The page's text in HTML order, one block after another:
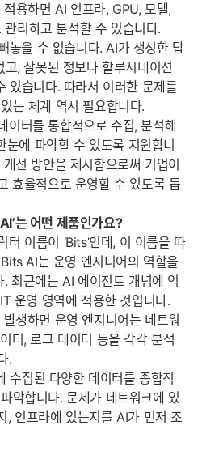
용하면 AI 인프라, GPU, 모델,
리하고 분석할 수 있습니다.
놓을 수 없습니다. AI가 생성한 답
, 잘못된 정보나 할루시네이션
있습니다. 따라서 이러한 문제를
는 체계 역시 필요합니다.
이터를 통합적으로 수집, 분석해
에 파악할 수 있도록 지원합니
선 방안을 제시함으로써 기업이
효율적으로 운영할 수 있도록 돕
는 어떤 제품인가요?
이름이 ‘Bits’인데, 이 이름을 따
AI는 운영 엔지니어의 역할을
최근에는 AI 에이전트 개념에 익
운영 영역에 적용한 것입니다.
생하면 운영 엔지니어는 네트워
터, 로그 데이터 등을 각각 분석
.
수집된 다양한 데이터를 종합적
악합니다. 문제가 네트워크에 있
, 인프라에 있는지를 AI가 먼저 조